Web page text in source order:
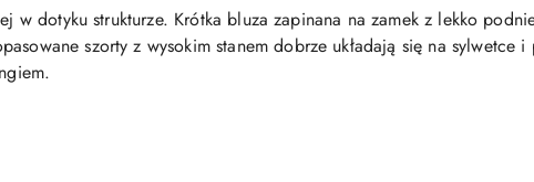
w dotyku strukturze. Krótka bluza zapinana na zamek z lekko
szorty z wysokim stanem dobrze układają się na sylwetce